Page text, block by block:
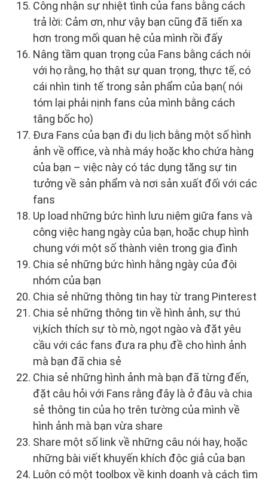
Công nhận sự nhiệt tình của fans bằng cách
trả lời: Cảm ơn, như vậy bạn cũng đã tiến xa
hơn trong mối quan hệ của mình rồi đấy
Nâng tầm quan trọng của Fans bằng cách nói
với họ rằng, họ thật sự quan trọng, thực tế, có
cái nhìn tinh tế trong sản phẩm của bạn( nói
tóm lại phải nịnh fans của mình bằng cách
tâng bốc họ)
Đưa Fans của bạn đi du lịch bằng một số hình
ảnh về office, và nhà máy hoặc kho chứa hàng
của bạn – việc này có tác dụng tăng sự tin
tưởng về sản phẩm và nơi sản xuất đối với các
fans
Up load những bức hình lưu niệm giữa fans và
công việc hang ngày của bạn, hoặc chụp hình
chung với một số thành viên trong gia đình
Chia sẻ những bức hình hằng ngày của đội
nhóm của bạn
Chia sẻ những thông tin hay từ trang Pinterest
Chia sẻ những thông tin về hình ảnh, sự thú
vị,kích thích sự tò mò, ngọt ngào và đặt yêu
cầu với các fans đưa ra phụ đề cho hình ảnh
mà bạn đã chia sẻ
Chia sẻ những hình ảnh mà bạn đã từng đến,
đặt câu hỏi với Fans rằng đây là ở đâu và chia
sẻ thông tin của họ trên tường của mình về
hình ảnh mà bạn vừa share
Share một số link về những câu nói hay, hoặc
những bài viết khuyến khích độc giả của bạn
Luôn có một toolbox về kinh doanh và cách tìm